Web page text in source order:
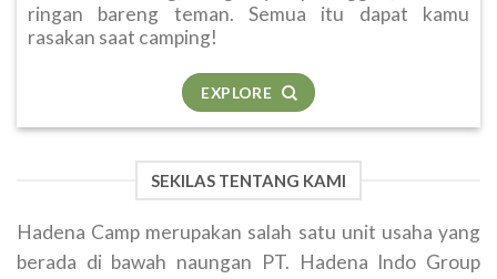
ringan bareng teman. Semua itu dapat kamu
rasakan saat camping!
EXPLORE
SEKILAS TENTANG KAMI
Hadena Camp merupakan salah satu unit usaha yang
berada di bawah naungan PT. Hadena Indo Group